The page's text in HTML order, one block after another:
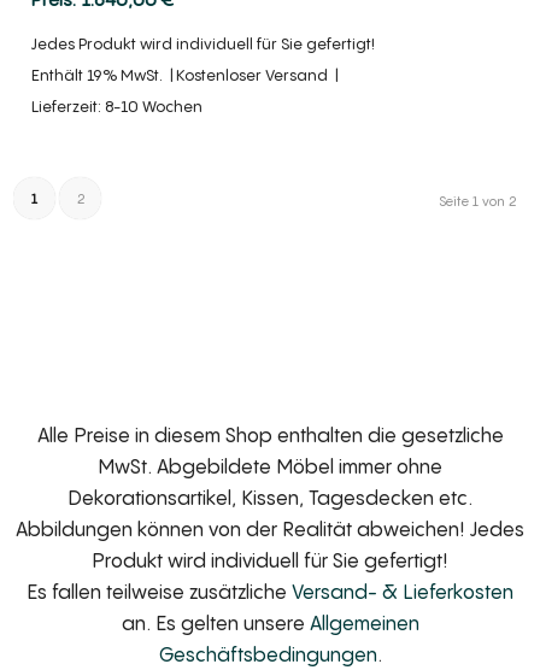
Jedes Produkt wird individuell für Sie gefertigt!
Enthält 19% MwSt.
Kostenloser Versand
Lieferzeit: 8-10 Wochen
Seite 1 von 2
1 2
Alle Preise in diesem Shop enthalten die gesetzliche
MwSt. Abgebildete Möbel immer ohne
Dekorationsartikel, Kissen, Tagesdecken etc.
Abbildungen können von der Realität abweichen! Jedes
Produkt wird individuell für Sie gefertigt!
Es fallen teilweise zusätzliche Versand- & Lieferkosten
an. Es gelten unsere Allgemeinen
Geschäftsbedingungen.